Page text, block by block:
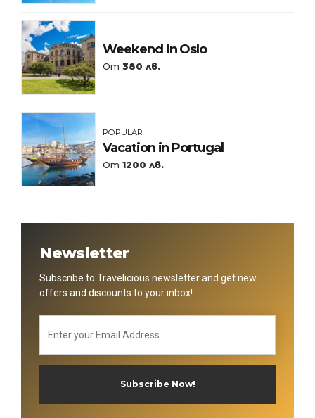
Weekend in Oslo
От380 лв.
POPULAR
Vacation in Portugal
От1200 лв.
Newsletter
Subscribe to Travelicious newsletter and get new
offers and discounts to your inbox!